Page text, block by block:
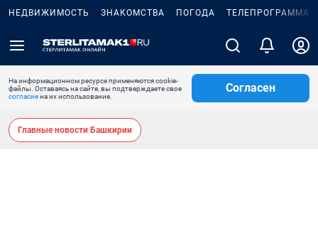
НЕДВИЖИМОСТЬ ЗНАКОМСТВА ПОГОДА ТЕЛЕПРОГРАММА
На информационном ресурсе применяются cookie-
файлы. Оставаясь на сайте, вы подтверждаете свое
согласиена их использование.
Согласен
Главные новости Башкирии